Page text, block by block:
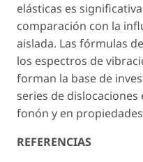
elásticas es
comparación con la
aislada. Las fórmulas
los espectros de
forman la base de
series de
fonón y en
REFERENCIAS